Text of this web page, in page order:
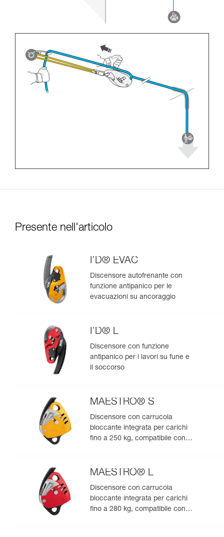
Presente nell'articolo
I’D® EVAC
Discensore autofrenante con
funzione antipanico per le
evacuazioni su ancoraggio
I’D® L
Discensore con funzione
antipanico per i lavori su fune e
il soccorso
MAESTRO® S
Discensore con carrucola
bloccante integrata per carichi
fino a 250 kg, compatibile con
MAESTRO® L
Discensore con carrucola
bloccante integrata per carichi
fino a 280 kg, compatibile con